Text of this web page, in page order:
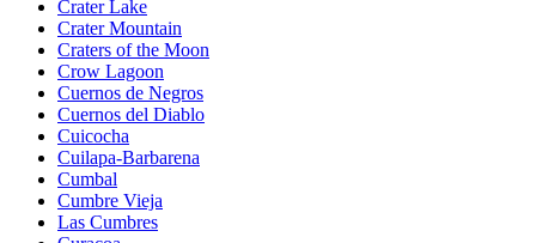
Crater Lake
Crater Mountain
Craters of the Moon
Crow Lagoon
Cuernos de Negros
Cuernos del Diablo
Cuicocha
Cuilapa-Barbarena
Cumbal
Cumbre Vieja
Las Cumbres